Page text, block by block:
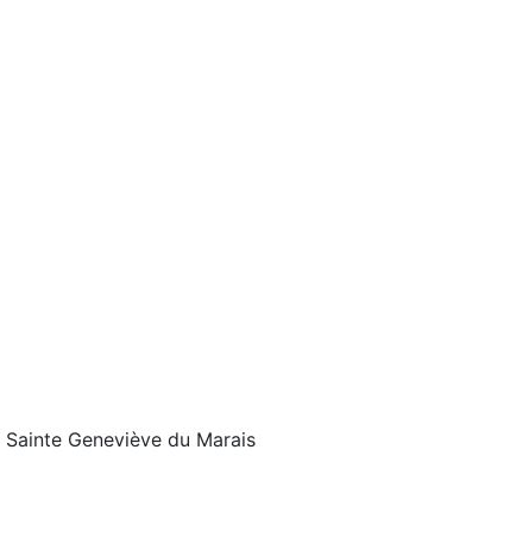
Geneviève du Marais